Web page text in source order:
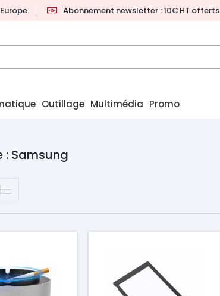
Abonnement newsletter : 10€ HT offerts
Outillage Multimédia Promo
: Samsung